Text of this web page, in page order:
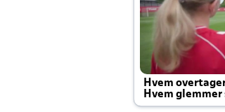
Hvem
Hvem
Joachim altid